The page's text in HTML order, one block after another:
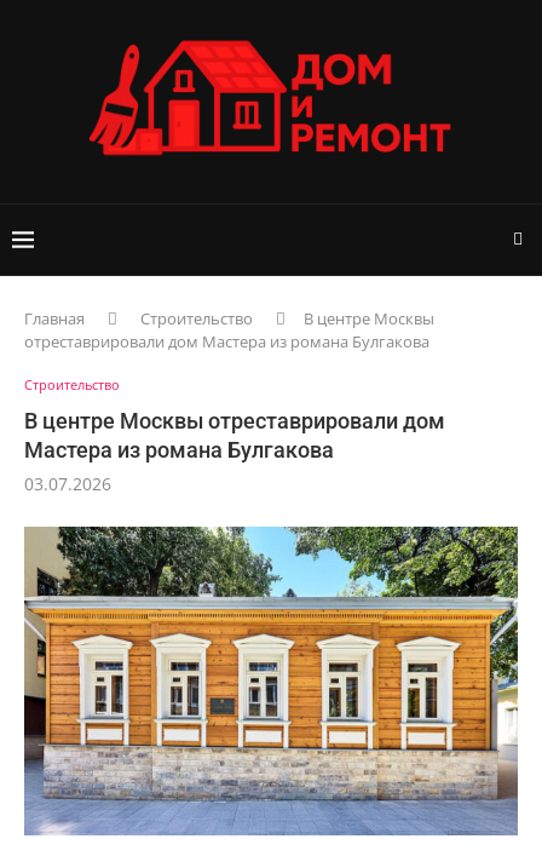
Главная Строительство
В центре Москвы
отреставрировали дом Мастера из романа Булгакова
Строительство
В центре Москвы отреставрировали дом
Мастера из романа Булгакова
03.07.2026